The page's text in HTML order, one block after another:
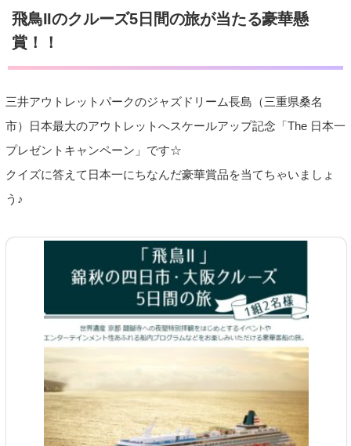
飛鳥IIのクルーズ5日間の旅が当たる豪華懸
賞！！
三井アウトレットパークのジャズドリーム長島（三重県桑名
市）日本最大のアウトレットへスケールアップ記念「The 日本一
プレゼントキャンペーン」です☆
クイズに答えて日本一にちなんだ豪華賞品を当てちゃいましょ
う♪